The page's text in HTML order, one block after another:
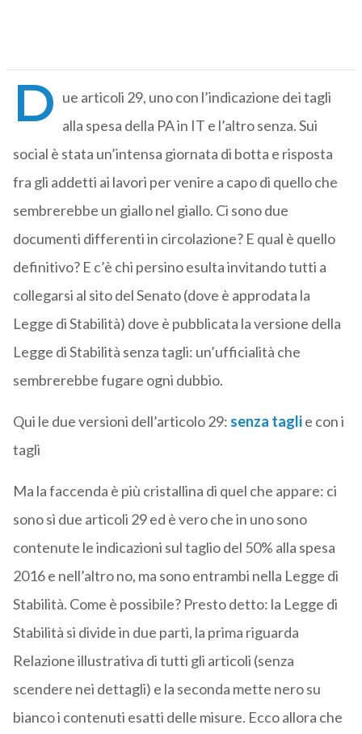
D ue articoli 29, uno con l’indicazione dei tagli
alla spesa della PA in IT e l’altro senza. Sui
social è stata un’intensa giornata di botta e risposta
fra gli addetti ai lavori per venire a capo di quello che
sembrerebbe un giallo nel giallo. Ci sono due
documenti differenti in circolazione? E qual è quello
definitivo? E c’è chi persino esulta invitando tutti a
collegarsi al sito del Senato (dove è approdata la
Legge di Stabilità) dove è pubblicata la versione della
Legge di Stabilità senza tagli: un’ufficialità che
sembrerebbe fugare ogni dubbio.
Qui le due versioni dell’articolo 29: senza taglie con i
tagli
Ma la faccenda è più cristallina di quel che appare: ci
sono sì due articoli 29 ed è vero che in uno sono
contenute le indicazioni sul taglio del 50% alla spesa
2016 e nell’altro no, ma sono entrambi nella Legge di
Stabilità. Come è possibile? Presto detto: la Legge di
Stabilità si divide in due parti, la prima riguarda
Relazione illustrativa di tutti gli articoli (senza
scendere nei dettagli) e la seconda mette nero su
bianco i contenuti esatti delle misure. Ecco allora che